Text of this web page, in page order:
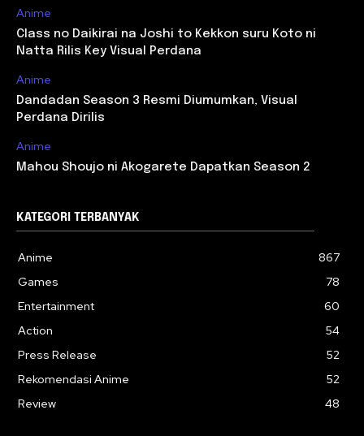
Anime
Class no Daikirai na Joshi to Kekkon suru Koto ni
Natta Rilis Key Visual Perdana
Anime
Dandadan Season 3 Resmi Diumumkan, Visual
Perdana Dirilis
Anime
Mahou Shoujo ni Akogarete Dapatkan Season 2
KATEGORI TERBANYAK
Anime
867
Games
78
Entertainment
60
Action
54
Press Release
52
Rekomendasi Anime
52
Review
48